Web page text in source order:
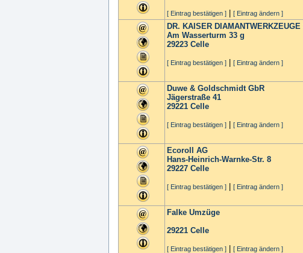
[ Eintrag bestätigen ] [ Eintrag ändern ]
DR. KAISER
Am Wasserturm 33 g
29223 Celle
[ Eintrag bestätigen ] [ Eintrag ändern ]
Duwe & Goldschmidt GbR
Jägerstraße 41
29221 Celle
[ Eintrag bestätigen ] [ Eintrag ändern ]
Ecoroll AG
Hans-Heinrich-Warnke-Str. 8
29227 Celle
[ Eintrag bestätigen ] [ Eintrag ändern ]
Falke Umzüge
29221 Celle
[ Eintrag bestätigen ] [ Eintrag ändern ]